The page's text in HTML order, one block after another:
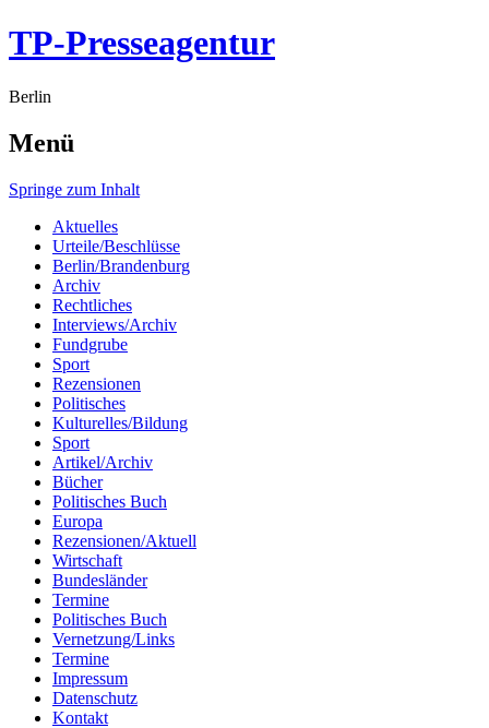
TP-Presseagentur
Berlin
Menü
Springe zum Inhalt
Aktuelles
Urteile/Beschlüsse
Berlin/Brandenburg
Archiv
Rechtliches
Interviews/Archiv
Fundgrube
Sport
Rezensionen
Politisches
Kulturelles/Bildung
Sport
Artikel/Archiv
Bücher
Politisches Buch
Europa
Rezensionen/Aktuell
Wirtschaft
Bundesländer
Termine
Politisches Buch
Vernetzung/Links
Termine
Impressum
Datenschutz
Kontakt